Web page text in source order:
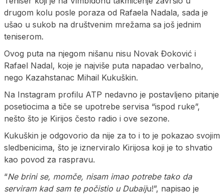
drugom kolu posle poraza od Rafaela Nadala, sada je
ušao u sukob na društvenim mrežama sa još jednim
teniserom.
Ovog puta na njegom nišanu nisu Novak Đoković i
Rafael Nadal, koje je najviše puta napadao verbalno,
nego Kazahstanac Mihail Kukuškin.
Na Instagram profilu ATP nedavno je postavljeno pitanje
posetiocima a tiče se upotrebe servisa “ispod ruke”,
nešto što je Kirijos često radio i ove sezone.
Kukuškin je odgovorio da nije za to i to je pokazao svojim
sledbenicima, što je iznerviralo Kirijosa koji je to shvatio
kao povod za raspravu.
“Ne brini se, momče, nisam imao potrebe tako da
serviram kad sam te počistio u Dubaiju!”, napisao je